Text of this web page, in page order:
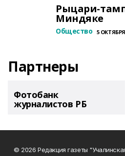
Рыцари-
Миндяке
Общество 5 ОКТЯБРЯ
Партнеры
Фотобанк
журналистов РБ
© 2026 Редакция газеты